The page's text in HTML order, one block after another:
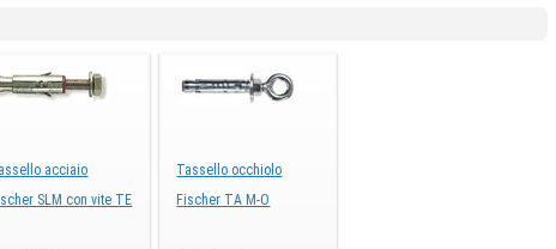
acciaio
SLM con vite TE
Tassello occhiolo
Fischer TA M-O